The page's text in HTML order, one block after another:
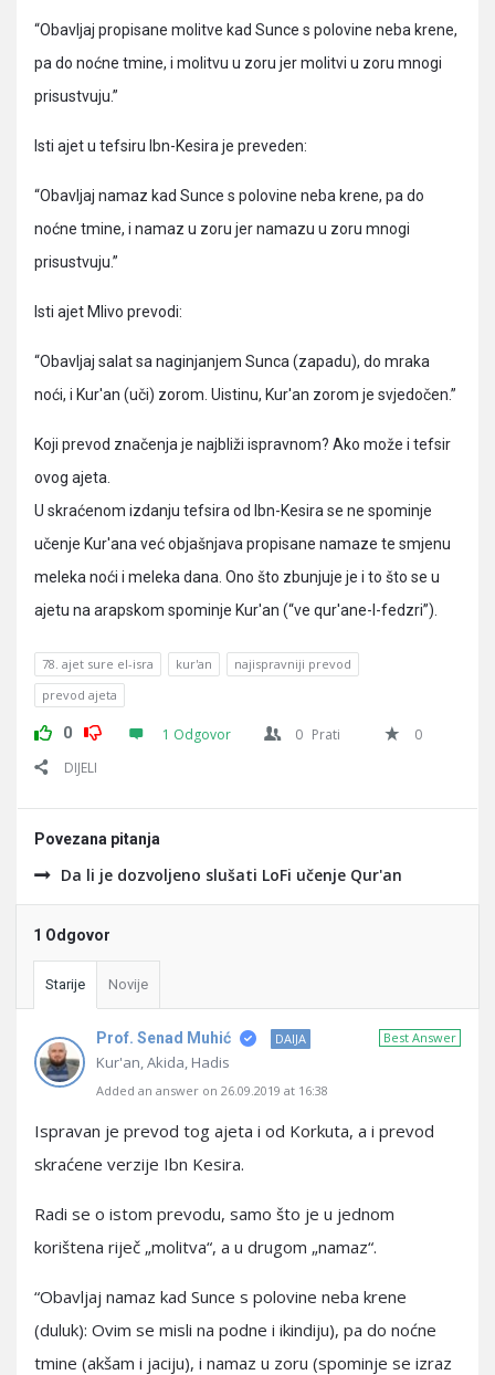
“Obavljaj propisane molitve kad Sunce s polovine neba krene,
pa do noćne tmine, i molitvu u zoru jer molitvi u zoru mnogi
prisustvuju.”
Isti ajet u tefsiru Ibn-Kesira je preveden:
“Obavljaj namaz kad Sunce s polovine neba krene, pa do
noćne tmine, i namaz u zoru jer namazu u zoru mnogi
prisustvuju.”
Isti ajet Mlivo prevodi:
“Obavljaj salat sa naginjanjem Sunca (zapadu), do mraka
noći, i Kur'an (uči) zorom. Uistinu, Kur'an zorom je svjedočen.”
Koji prevod značenja je najbliži ispravnom? Ako može i tefsir
ovog ajeta.
U skraćenom izdanju tefsira od Ibn-Kesira se ne spominje
učenje Kur'ana već objašnjava propisane namaze te smjenu
meleka noći i meleka dana. Ono što zbunjuje je i to što se u
ajetu na arapskom spominje Kur'an (“ve qur'ane-l-fedzri”).
78. ajet sure el-isra kur'an
najispravniji prevod
prevod ajeta
0 1 Odgovor 0 Prati
0
DIJELI
Povezana pitanja
Da li je dozvoljeno slušati LoFi učenje Qur'an
1 Odgovor
Starije Novije
Best Answer
Prof. Senad Muhić DAIJA
Kur'an, Akida, Hadis
Added an answer on 26.09.2019 at 16:38
Ispravan je prevod tog ajeta i od Korkuta, a i prevod
skraćene verzije Ibn Kesira.
Radi se o istom prevodu, samo što je u jednom
korištena riječ „molitva“, a u drugom „namaz“.
“Obavljaj namaz kad Sunce s polovine neba krene
(duluk): Ovim se misli na podne i ikindiju), pa do noćne
tmine (akšam i jaciju), i namaz u zoru (spominje se izraz